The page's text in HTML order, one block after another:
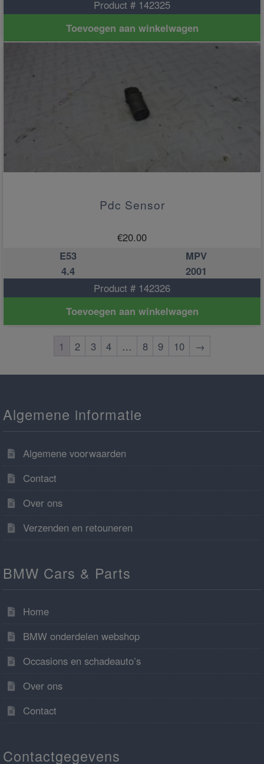
Product # 142325
Toevoegen aan winkelwagen
Pdc Sensor
€20.00
E53
MPV
4.4
2001
Product # 142326
Toevoegen aan winkelwagen
1 2 3 4 … 8 9 10 →
Algemene informatie
Algemene voorwaarden
Contact
Over ons
Verzenden en retouneren
BMW Cars & Parts
Home
BMW onderdelen webshop
Occasions en schadeauto’s
Over ons
Contact
Contactgegevens